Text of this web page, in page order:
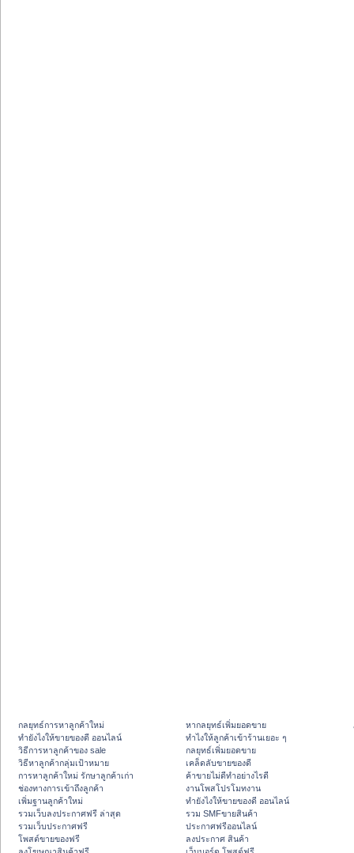
กลยุทธ์การหาลูกค้าใหม่
ทํายังไงให้ขายของดี ออนไลน์
วิธีการหาลูกค้าของ sale
วิธีหาลูกค้ากลุ่มเป้าหมาย
การหาลูกค้าใหม่ รักษาลูกค้าเก่า
ช่องทางการเข้าถึงลูกค้า
เพิ่มฐานลูกค้าใหม่
รวมเว็บลงประกาศฟรี ล่าสุด
รวมเว็บประกาศฟรี
โพสต์ขายของฟรี
หากลยุทธ์เพิ่มยอดขาย
ทําไงให้ลูกค้าเข้าร้านเยอะ ๆ
กลยุทธ์เพิ่มยอดขาย
เคล็ดลับขายของดี
ค้าขายไม่ดีทำอย่างไรดี
งานโพสโปรโมทงาน
ทํายังไงให้ขายของดี ออนไลน์
รวม SMFขายสินค้า
ประกาศฟรีออนไลน์
ลงประกาศ สินค้า